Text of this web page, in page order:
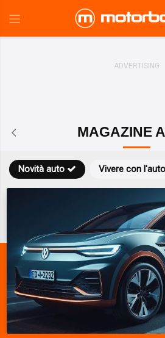
MAGAZINE
Novità auto Vivere con l'auto